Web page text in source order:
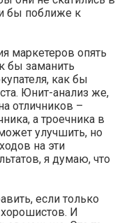
бы поближе к
маркетеров опять
бы заманить
как бы
Юнит-анализ же,
отличников –
а троечника в
улучшить, но
на эти
я думаю, что
если только
хорошистов. И